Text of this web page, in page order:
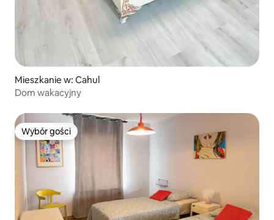
Mieszkanie w: Cahul
Dom wakacyjny
Wybór gości
Wybór gości